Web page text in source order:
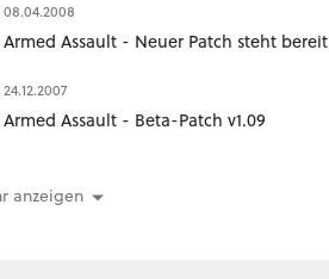
08.04.2008
Armed Assault - Neuer Patch steht bereit
24.12.2007
Armed Assault - Beta-Patch v1.09
anzeigen